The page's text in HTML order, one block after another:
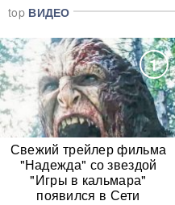
top ВИДЕО
1
Свежий трейлер фильма
"Надежда" со звездой
"Игры в кальмара"
появился в Сети